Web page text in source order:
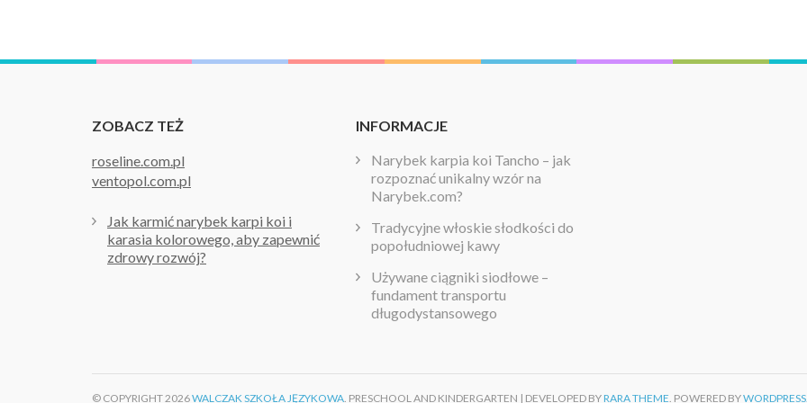
ZOBACZ TEŻ
roseline.com.pl
ventopol.com.pl
Jak karmić narybek karpi koi i
karasia kolorowego, aby zapewnić
zdrowy rozwój?
INFORMACJE
Narybek karpia koi Tancho – jak
rozpoznać unikalny wzór na
Narybek.com?
Tradycyjne włoskie słodkości do
popołudniowej kawy
Używane ciągniki siodłowe –
fundament transportu
długodystansowego
© COPYRIGHT 2026WALCZAK SZKOŁA JĘZYKOWA . PRESCHOOL AND KINDERGARTEN | DEVELOPED BYRARA THEME . POWERED BY